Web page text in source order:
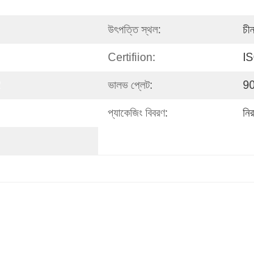
উৎপত্তি স্থল: চীন
Certifiion:
ভালভ প্লেট:
প্যাকেজিং বিবরণ: